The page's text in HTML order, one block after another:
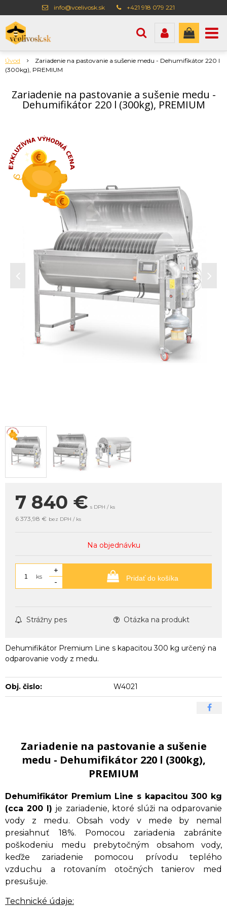
info@vcelivosk.sk +421 918 079 221
Úvod
Zariadenie na pastovanie a sušenie medu - Dehumifikátor 220 l
(300kg), PREMIUM
Zariadenie na pastovanie a sušenie medu -
Dehumifikátor 220 l (300kg), PREMIUM
7 840 € s DPH / ks
6 373,98 € bez DPH / ks
Na objednávku
ks
+
-
Pridať do košíka
Strážny pes Otázka na produkt
Dehumifikátor Premium Line s kapacitou 300 kg určený na
odparovanie vody z medu.
Obj. čislo: W4021
Zariadenie na pastovanie a sušenie
medu - Dehumifikátor 220 l (300kg),
PREMIUM
Dehumifikátor Premium Line s kapacitou 300 kg
(cca 200 l) je zariadenie, ktoré slúži na odparovanie
vody z medu. Obsah vody v mede by nemal
presiahnuť 18%. Pomocou zariadenia zabránite
poškodeniu medu prebytočným obsahom vody,
keďže zariadenie pomocou prívodu teplého
vzduchu a rotovaním otočných tanierov med
presušuje.
Technické údaje: